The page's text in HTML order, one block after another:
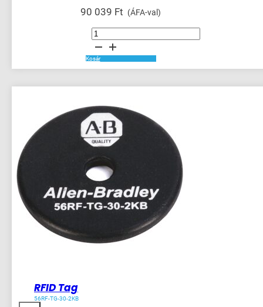
90 039 Ft (ÁFA-val)
Guardmaster
440N
Contact
Switch
mennyiség
Kosár
RFID Tag
56RF-TG-30-2KB